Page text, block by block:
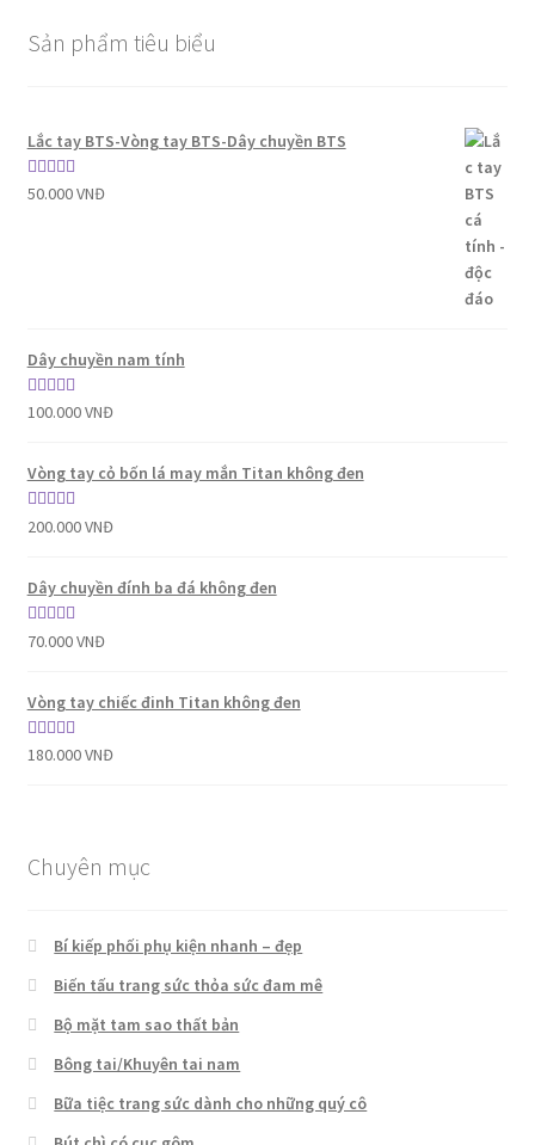
Sản phẩm tiêu biểu
Lắc tay BTS-Vòng tay BTS-Dây chuyền BTS
Được xếp
50.000VNĐ
Dây chuyền nam tính
Được xếp
sao
100.000VNĐ
Vòng tay cỏ bốn lá may mắn Titan không đen
Được xếp
sao
200.000VNĐ
Dây chuyền đính ba đá không đen
Được xếp
sao
70.000VNĐ
Vòng tay chiếc đinh Titan không đen
Được xếp
180.000VNĐ
Chuyên mục
Bí kiếp phối phụ kiện nhanh – đẹp
Biến tấu trang sức thỏa sức đam mê
Bộ mặt tam sao thất bản
Bông tai/Khuyên tai nam
Bữa tiệc trang sức dành cho những quý cô